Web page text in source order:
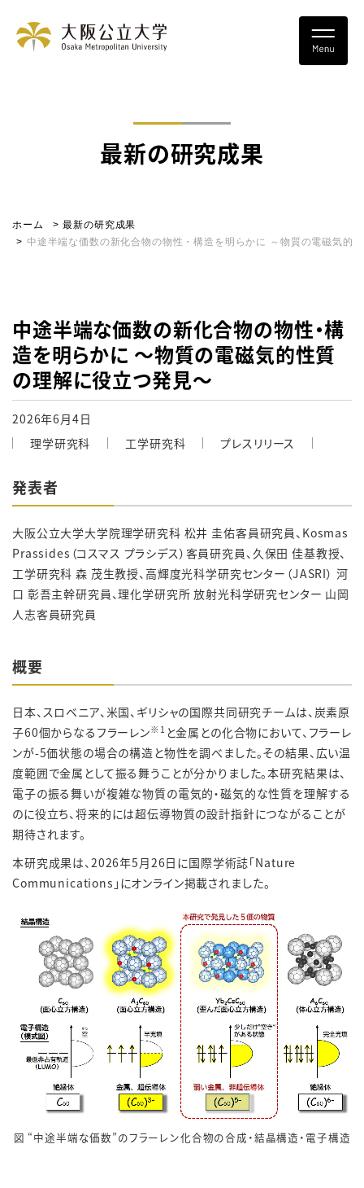
最新の研究成果
ホーム
最新の研究成果
中途半端な価数の新化合物の物性・構造を明らかに ～物質の電磁気的
中途半端な価数の新化合物の物性・構
造を明らかに ～物質の電磁気的性質
の理解に役立つ発見～
2026年6月4日
理学研究科
工学研究科 プレスリリース
発表者
大阪公立大学大学院理学研究科 松井 圭佑客員研究員、Kosmas
Prassides（コスマス プラシデス）客員研究員、久保田 佳基教授、
工学研究科 森 茂生教授、高輝度光科学研究センター（JASRI） 河
口 彰吾主幹研究員、理化学研究所 放射光科学研究センター 山岡
人志客員研究員
概要
日本、スロベニア、米国、ギリシャの国際共同研究チームは、炭素原
子60個からなるフラーレン※1 と金属との化合物において、フラーレ
ンが-5価状態の場合の構造と物性を調べました。その結果、広い温
度範囲で金属として振る舞うことが分かりました。本研究結果は、
電子の振る舞いが複雑な物質の電気的・磁気的な性質を理解する
のに役立ち、将来的には超伝導物質の設計指針につながることが
期待されます。
本研究成果は、2026年5月26日に国際学術誌「Nature
Communications」にオンライン掲載されました。
図 “中途半端な価数”のフラーレン化合物の合成・結晶構造・電子構造